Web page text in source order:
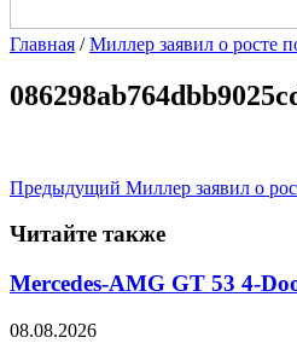
Главная /Миллер заявил о росте
Предыдущий Миллер заявил о
Читайте также
Mercedes-AMG GT 53 4-
08.08.2026